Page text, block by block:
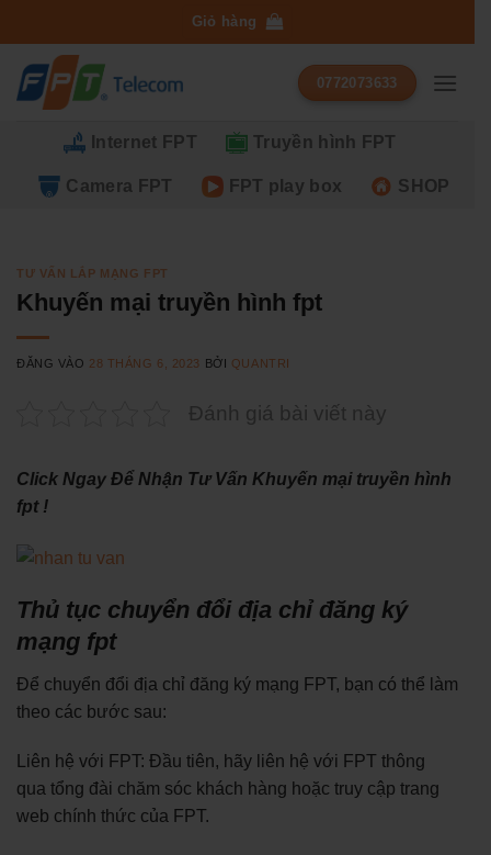
qua
dung
Giỏ hàng
0772073633
Internet FPT Truyền hình FPT
Camera FPT FPT play box SHOP
TƯ VẤN LẮP MẠNG FPT
Khuyến mại truyền hình fpt
ĐĂNG VÀO 28 THÁNG 6, 2023 BỞI QUANTRI
Đánh giá bài viết này
Click Ngay Để Nhận Tư Vấn Khuyến mại truyền hình
fpt !
Thủ tục chuyển đổi địa chỉ đăng ký
mạng fpt
Để chuyển đổi địa chỉ đăng ký mạng FPT, bạn có thể làm
theo các bước sau:
Liên hệ với FPT: Đầu tiên, hãy liên hệ với FPT thông
qua tổng đài chăm sóc khách hàng hoặc truy cập trang
web chính thức của FPT.